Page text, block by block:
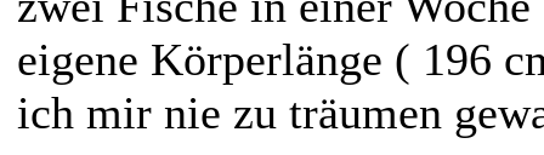
eigene Körperlänge ( 196
ich mir nie zu träumen